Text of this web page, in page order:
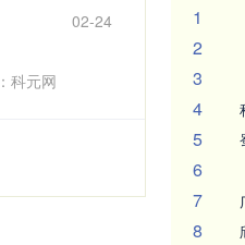
02-24
科元网
1
2
3
4
5
6
7
8